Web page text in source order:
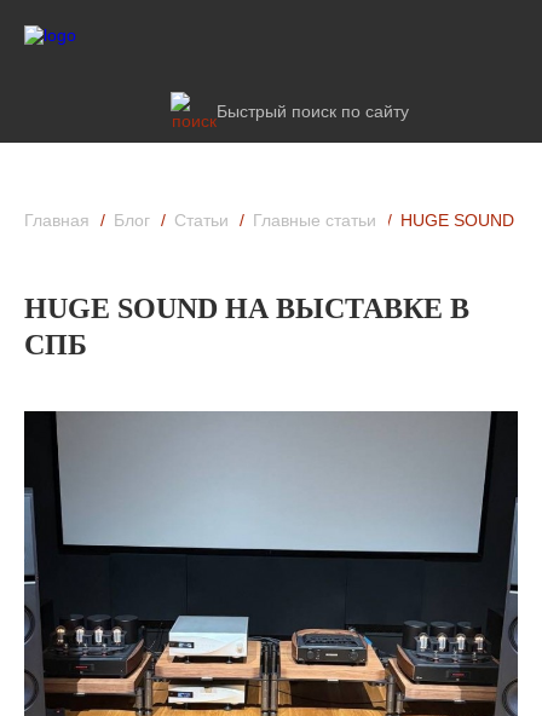
Быстрый поиск по сайту
Главная Блог Статьи Главные статьи HUGE SOUND
HUGE SOUND НА ВЫСТАВКЕ В
СПБ